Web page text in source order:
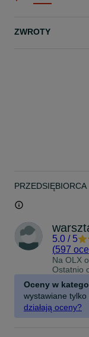
ZWROTY
PRZEDSIĘBIORCA
5.0 / 5
(597
Na OLX
Ostatnio
Oceny w
wystawiane tylko
działają oceny?